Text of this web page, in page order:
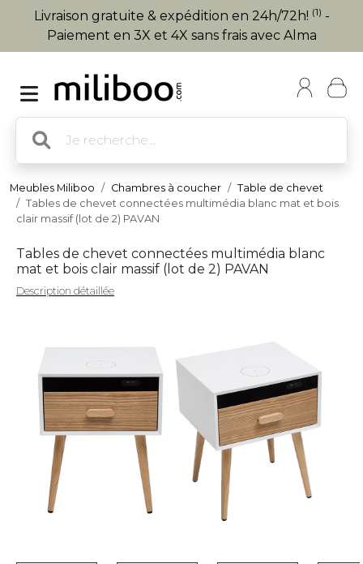
Livraison gratuite & expédition en 24h/72h! (1) -
Paiement en 3X et 4X sans frais avec Alma
Meubles Miliboo Chambres à coucher
Table de chevet
Tables de chevet connectées multimédia blanc mat et bois
clair massif (lot de 2) PAVAN
Tables de chevet connectées multimédia blanc
mat et bois clair massif (lot de 2) PAVAN
Description détaillée